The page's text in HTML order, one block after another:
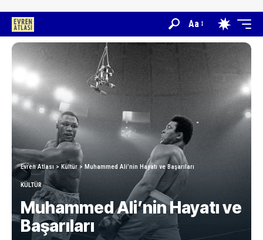
Aa
Evren Atlası > Kültür > Muhammed Ali’nin Hayatı ve Başarıları
KÜLTÜR
Muhammed Ali’nin Hayatı ve
Başarıları